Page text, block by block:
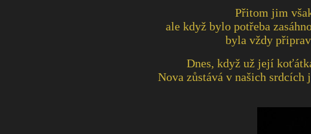
Přitom jim
ale když bylo potřeba
byla vždy
Dnes, když už její
Nova zůstává v našich